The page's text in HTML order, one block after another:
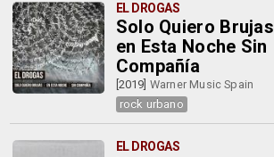
EL DROGAS
Solo Quiero Brujas
en Esta Noche Sin
Compañía
[2019] Warner Music Spain
rock urbano
EL DROGAS